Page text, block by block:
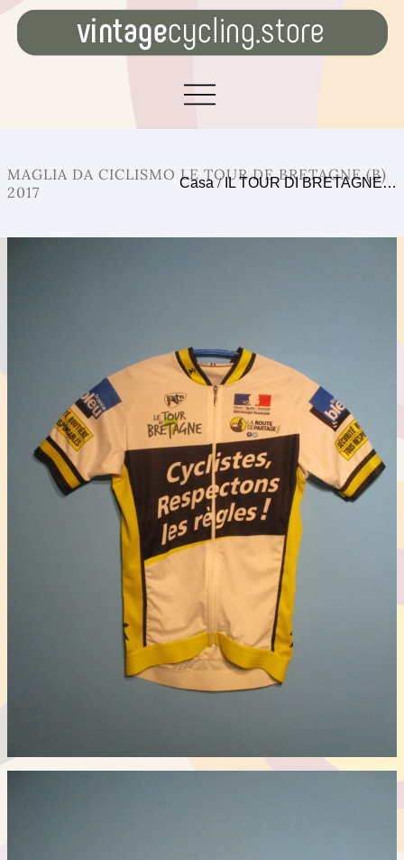
MAGLIA DA CICLISMO LE TOUR DE BRETAGNE (B)
2017
Casa/ IL TOUR DI BRETAGNE…